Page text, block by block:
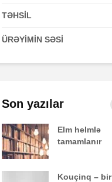
TƏHSİL
ÜRƏYİMİN SƏSİ
Son yazılar
Elm helmlə
tamamlanır
Kouçinq – bir